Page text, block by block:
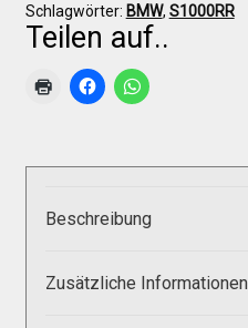
Preislisten
Menge
Schlagwörter: BMW, S1000RR
Teilen auf..
Beschreibung
Zusätzliche Informationen